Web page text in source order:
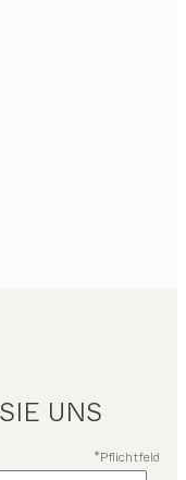
UNS
*Pflichtfeld